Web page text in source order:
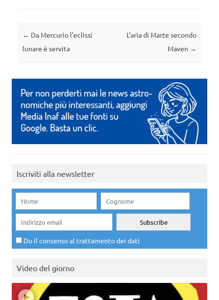
Navigazione articolo
← Da Mercurio l’eclissi
lunare è servita
L’aria di Marte secondo
Maven →
Iscriviti alla newsletter
Do il consenso al trattamento dei dati
Video del giorno